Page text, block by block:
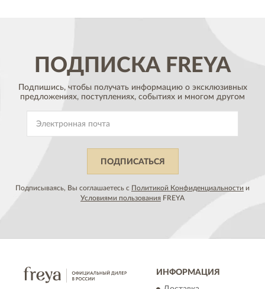
ПОДПИСКА FREYA
Подпишись, чтобы получать информацию о эксклюзивных
предложениях, поступлениях, событиях и многом другом
ПОДПИСАТЬСЯ
Подписываясь, Вы соглашаетесь с Политикой Конфиденциальности и
Условиями пользования FREYA
ИНФОРМАЦИЯ